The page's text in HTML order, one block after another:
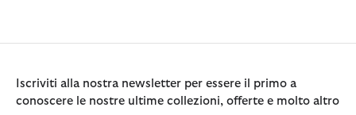
Iscriviti alla nostra newsletter per essere il primo a
conoscere le nostre ultime collezioni, offerte e molto altro